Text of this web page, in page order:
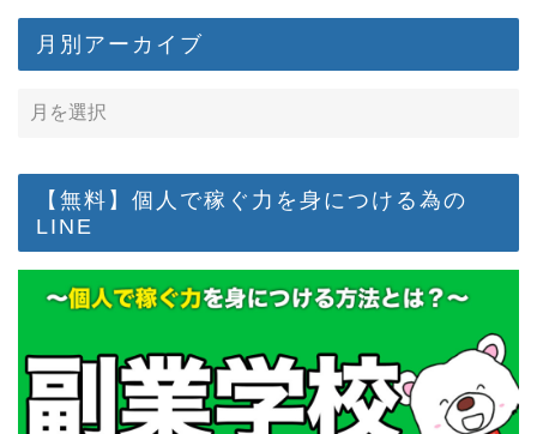
月別アーカイブ
【無料】個人で稼ぐ力を身につける為の
LINE